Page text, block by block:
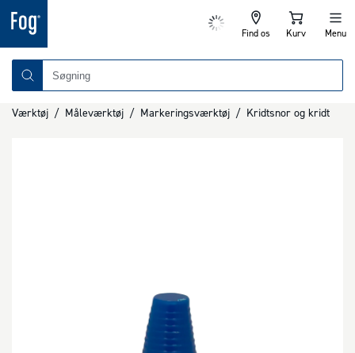
Find os Kurv Menu
Værktøj / Måleværktøj / Markeringsværktøj / Kridtsnor og kridt